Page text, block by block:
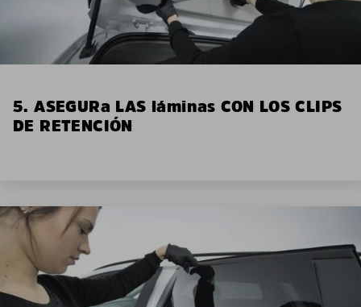
5. ASEGURa LAS láminas CON LOS CLIPS
DE RETENCIÓN